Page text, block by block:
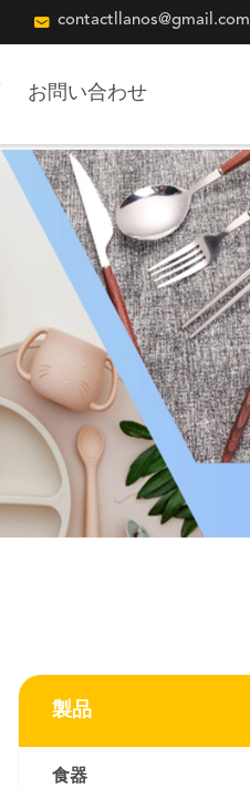
 contactllanos@gmail.com
お問い合わせ
製品
食器